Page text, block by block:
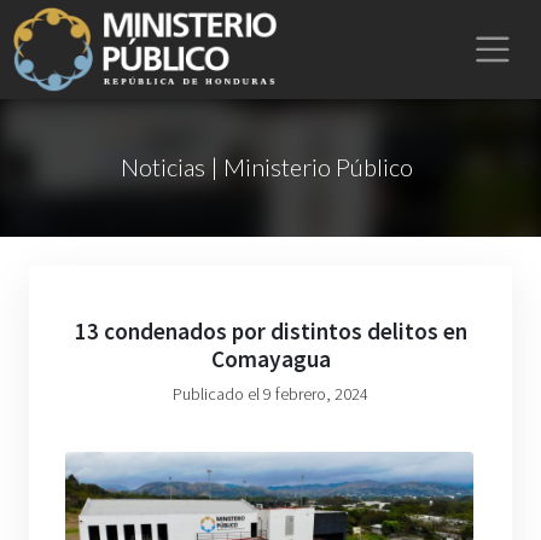
Noticias | Ministerio Público
13 condenados por distintos delitos en
Comayagua
Publicado el 9 febrero, 2024